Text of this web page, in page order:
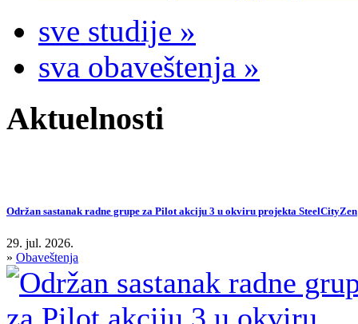
sve studije »
sva obaveštenja »
Aktuelnosti
Održan sastanak radne grupe za Pilot akciju 3 u okviru projekta SteelCityZen
29. jul. 2026.
» Obaveštenja